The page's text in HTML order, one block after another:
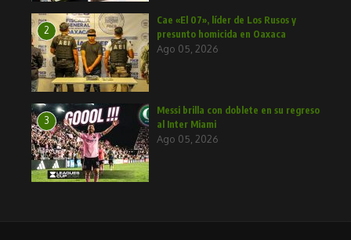
2
Cae «El 07», líder de Los Rusos y
presunto homicida en Oaxaca
Ago 05, 2026
3
Messi brilla con doblete en su regreso
al Inter Miami
Ago 05, 2026